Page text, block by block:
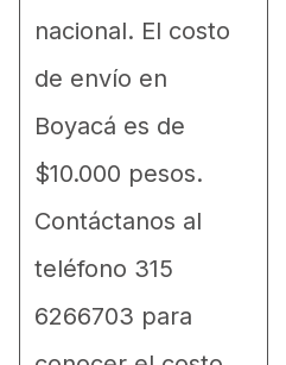
nacional. El costo
de envío en
Boyacá es de
$10.000 pesos.
Contáctanos al
teléfono 315
6266703 para